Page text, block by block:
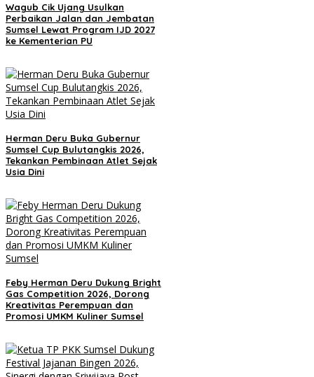
Wagub Cik Ujang Usulkan
Perbaikan Jalan dan Jembatan
Sumsel Lewat Program IJD 2027
ke Kementerian PU
Herman Deru Buka Gubernur
Sumsel Cup Bulutangkis 2026,
Tekankan Pembinaan Atlet Sejak
Usia Dini
Feby Herman Deru Dukung Bright
Gas Competition 2026, Dorong
Kreativitas Perempuan dan
Promosi UMKM Kuliner Sumsel